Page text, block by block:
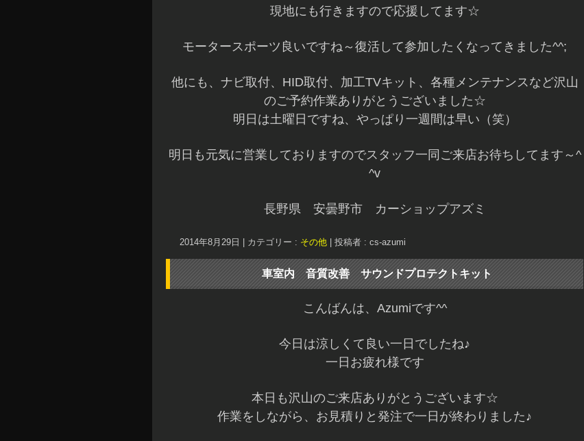
現地にも行きますので応援してます☆
モータースポーツ良いですね～復活して参加したくなってきました^^;
他にも、ナビ取付、HID取付、加工TVキット、各種メンテナンスなど沢山
のご予約作業ありがとうございました☆
明日は土曜日ですね、やっぱり一週間は早い（笑）
明日も元気に営業しておりますのでスタッフ一同ご来店お待ちしてます～^
^v
長野県 安曇野市 カーショップアズミ
2014年8月29日 カテゴリー : その他 投稿者 : cs-azumi
車室内 音質改善 サウンドプロテクトキット
こんばんは、Azumiです^^
今日は涼しくて良い一日でしたね♪
一日お疲れ様です
本日も沢山のご来店ありがとうございます☆
作業をしながら、お見積りと発注で一日が終わりました♪